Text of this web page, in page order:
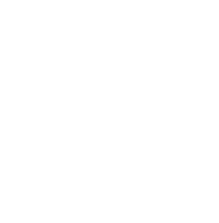
け付けています。